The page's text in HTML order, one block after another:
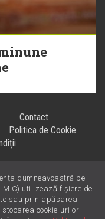
Contact
Politica de Cookie
!
dumneavoastră pe
utilizează fișiere de
sau prin apăsarea
stocarea cookie-urilor